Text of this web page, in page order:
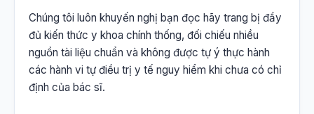
Chúng tôi luôn khuyến nghị bạn đọc hãy trang bị đầy
đủ kiến thức y khoa chính thống, đối chiếu nhiều
nguồn tài liệu chuẩn và không được tự ý thực hành
các hành vi tự điều trị y tế nguy hiểm khi chưa có chỉ
định của bác sĩ.